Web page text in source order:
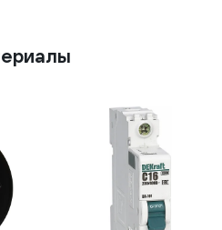
перегрева, встроенный